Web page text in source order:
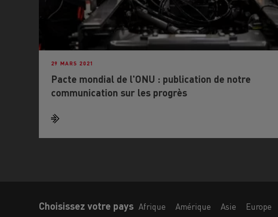
29 MARS 2021
Pacte mondial de l'ONU : publication de notre
communication sur les progrès
Choisissez votre pays Afrique Amérique Asie Europe